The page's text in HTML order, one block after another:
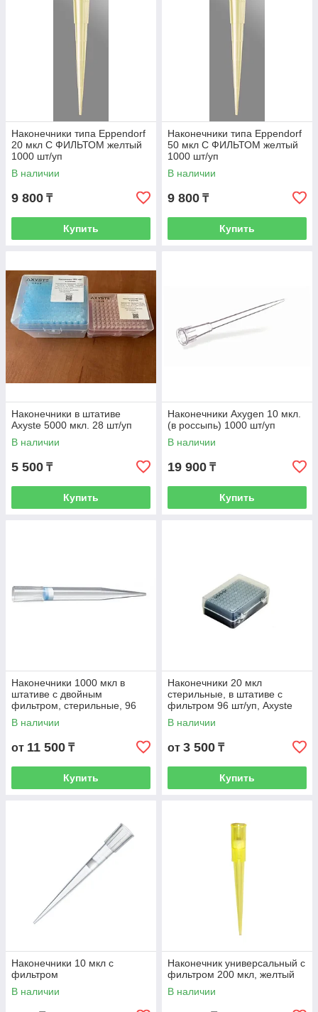
Наконечники типа Eppendorf
20 мкл С ФИЛЬТОМ желтый
1000 шт/уп
В наличии
9 800 ₸
Купить
Наконечники типа Eppendorf
50 мкл С ФИЛЬТОМ желтый
1000 шт/уп
В наличии
9 800 ₸
Купить
Наконечники в штативе
Axyste 5000 мкл. 28 шт/уп
В наличии
5 500 ₸
Купить
Наконечники Axygen 10 мкл.
(в россыпь) 1000 шт/уп
В наличии
19 900 ₸
Купить
Наконечники 1000 мкл в
штативе с двойным
фильтром, стерильные, 96
шт/уп
В наличии
от 11 500 ₸
Купить
Наконечники 20 мкл
стерильные, в штативе с
фильтром 96 шт/уп, Axyste
В наличии
от 3 500 ₸
Купить
Наконечники 10 мкл с
фильтром
В наличии
Наконечник универсальный с
фильтром 200 мкл, желтый
В наличии